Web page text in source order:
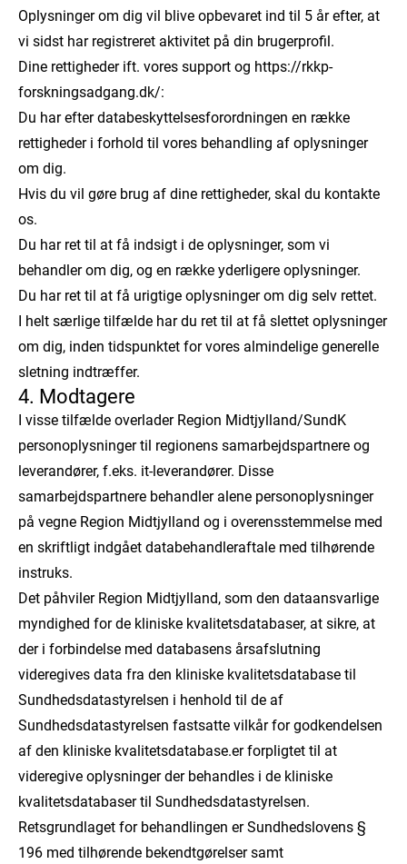
Oplysninger om dig vil blive opbevaret ind til 5 år efter, at
vi sidst har registreret aktivitet på din brugerprofil.
Dine rettigheder ift. vores support og https://rkkp-
forskningsadgang.dk/:
Du har efter databeskyttelsesforordningen en række
rettigheder i forhold til vores behandling af oplysninger
om dig.
Hvis du vil gøre brug af dine rettigheder, skal du kontakte
os.
Du har ret til at få indsigt i de oplysninger, som vi
behandler om dig, og en række yderligere oplysninger.
Du har ret til at få urigtige oplysninger om dig selv rettet.
I helt særlige tilfælde har du ret til at få slettet oplysninger
om dig, inden tidspunktet for vores almindelige generelle
sletning indtræffer.
4. Modtagere
I visse tilfælde overlader Region Midtjylland/SundK
personoplysninger til regionens samarbejdspartnere og
leverandører, f.eks. it-leverandører. Disse
samarbejdspartnere behandler alene personoplysninger
på vegne Region Midtjylland og i overensstemmelse med
en skriftligt indgået databehandleraftale med tilhørende
instruks.
Det påhviler Region Midtjylland, som den dataansvarlige
myndighed for de kliniske kvalitetsdatabaser, at sikre, at
der i forbindelse med databasens årsafslutning
videregives data fra den kliniske kvalitetsdatabase til
Sundhedsdatastyrelsen i henhold til de af
Sundhedsdatastyrelsen fastsatte vilkår for godkendelsen
af den kliniske kvalitetsdatabase.er forpligtet til at
videregive oplysninger der behandles i de kliniske
kvalitetsdatabaser til Sundhedsdatastyrelsen.
Retsgrundlaget for behandlingen er Sundhedslovens §
196 med tilhørende bekendtgørelser samt